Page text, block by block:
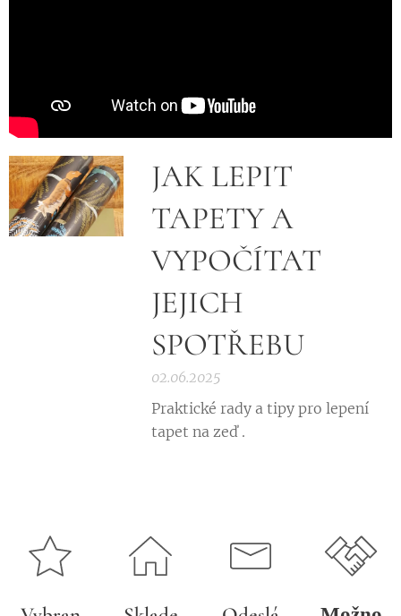
JAK LEPIT
TAPETY A
VYPOČÍTAT
JEJICH
SPOTŘEBU
02.06.2025
Praktické rady a tipy pro lepení
tapet na zeď .